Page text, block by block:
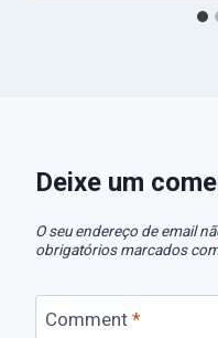
Deixe um
O seu endereço de email
obrigatórios marcados
Comment *